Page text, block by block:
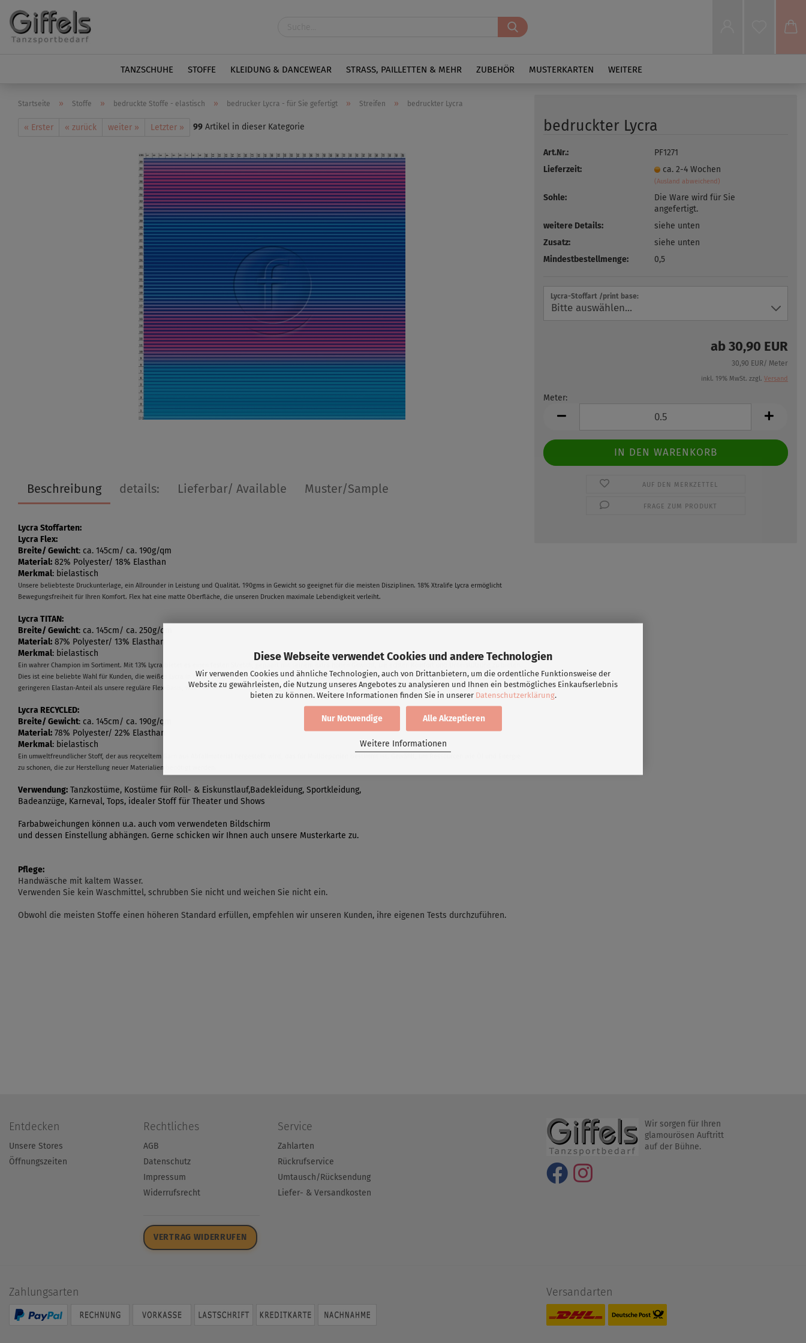
Diese Webseite verwendet Cookies und andere Technologien
Wir verwenden Cookies und ähnliche Technologien, auch von Drittanbietern, um die ordentliche Funktionsweise der
Website zu gewährleisten, die Nutzung unseres Angebotes zu analysieren und Ihnen ein bestmögliches Einkaufserlebnis
bieten zu können. Weitere Informationen finden Sie in unserer Datenschutzerklärung.
Alle Akzeptieren
Nur Notwendige
Weitere Informationen
TANZSCHUHE STOFFE KLEIDUNG & DANCEWEAR STRASS, PAILLETTEN & MEHR ZUBEHÖR MUSTERKARTEN WEITERE
Startseite » Stoffe » bedruckte Stoffe - elastisch » bedrucker Lycra - für Sie gefertigt » Streifen » bedruckter Lycra
« Erster « zurück weiter » Letzter » 99 Artikel in dieser Kategorie bedruckter Lycra
Art.Nr.:
PF1271
Lieferzeit:
ca. 2-4 Wochen
(Ausland abweichend)
Sohle:
Die Ware wird für Sie
angefertigt.
weitere Details:
siehe unten
Zusatz:
siehe unten
Mindestbestellmenge:
0,5
Lycra-Stoffart /print base:
ab 30,90 EUR
30,90 EUR/ Meter
inkl. 19% MwSt. zzgl. Versand
Meter:
Meter
AUF DEN MERKZETTEL
FRAGE ZUM PRODUKT
Beschreibung details: Lieferbar/ Available Muster/Sample
Lycra Stoffarten:
Lycra Flex:
Breite/ Gewicht: ca. 145cm/ ca. 190g/qm
Material: 82% Polyester/ 18% Elasthan
Merkmal: bielastisch
Unsere beliebteste Druckunterlage, ein Allrounder in Leistung und Qualität. 190gms in Gewicht so geeignet für die meisten Disziplinen. 18% Xtralife Lycra ermöglicht
Bewegungsfreiheit für Ihren Komfort. Flex hat eine matte Oberfläche, die unseren Drucken maximale Lebendigkeit verleiht.
Lycra TITAN:
Breite/ Gewicht: ca. 145cm/ ca. 250g/qm
Material: 87% Polyester/ 13% Elasthan
Merkmal: bielastisch
Ein wahrer Champion im Sortiment. Mit 13% Lycra bietet es einen festen Stretch, gepaart mit seinem extra hohen Gewicht, um echten Komfort und Unterstützung zu bieten.
Dies ist eine beliebte Wahl für Kunden, die weißes Lycra in ihrer Kreation wünschen. Eine schwerere Druckbasis, wenn Diskretion wichtig ist. Diese Basis hat einen
geringeren Elastan-Anteil als unsere reguläre Flex-Basis, was eine festere Dehnung ermöglicht und somit eine großartige Unterstützung bietet.
Lycra RECYCLED:
Breite/ Gewicht: ca. 145cm/ ca. 190g/qm
Material: 78% Polyester/ 22% Elasthan
Merkmal: bielastisch
Ein umweltfreundlicher Stoff, der aus recyceltem Garn aus Abfallmaterial hergestellt wird, das für Mülldeponien bestimmt ist. Gewählt, um Ressourcen wie Öl und Energie
zu schonen, die zur Herstellung neuer Materialien benötigt werden.
Verwendung: Tanzkostüme, Kostüme für Roll- & Eiskunstlauf,Badekleidung, Sportkleidung,
Badeanzüge, Karneval, Tops, idealer Stoff für Theater und Shows
Farbabweichungen können u.a. auch vom verwendeten Bildschirm
und dessen Einstellung abhängen. Gerne schicken wir Ihnen auch unsere Musterkarte zu.
Pflege:
Handwäsche mit kaltem Wasser.
Verwenden Sie kein Waschmittel, schrubben Sie nicht und weichen Sie nicht ein.
Obwohl die meisten Stoffe einen höheren Standard erfüllen, empfehlen wir unseren Kunden, ihre eigenen Tests durchzuführen.
Entdecken
Unsere Stores
Öffnungszeiten
Rechtliches
AGB
Datenschutz
Impressum
Widerrufsrecht
VERTRAG WIDERRUFEN
Service
Zahlarten
Rückrufservice
Umtausch/Rücksendung
Liefer- & Versandkosten
Wir sorgen für Ihren
glamourösen Auftritt
auf der Bühne.
Zahlungsarten Versandarten